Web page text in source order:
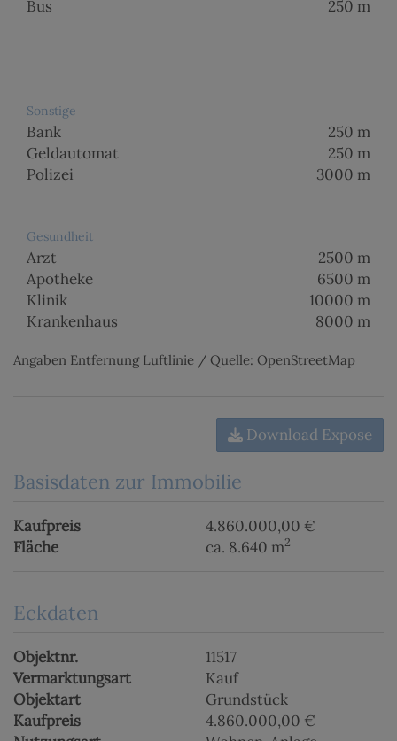
Bus 250 m
Sonstige
Bank
250 m
Geldautomat
250 m
Polizei
3000 m
Gesundheit
Arzt
2500 m
Apotheke
6500 m
Klinik
10000 m
Krankenhaus
8000 m
Angaben Entfernung Luftlinie / Quelle: OpenStreetMap
Download Expose
Basisdaten zur Immobilie
Kaufpreis
4.860.000,00 €
Fläche
ca. 8.640 m2
Eckdaten
Objektnr.
11517
Vermarktungsart
Kauf
Objektart
Grundstück
Kaufpreis
4.860.000,00 €